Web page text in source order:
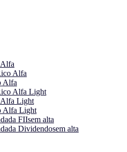
Alfa
Alfa
Alfa Light
Alfa Light
Alfa Light
FIIsem alta
Dividendosem alta